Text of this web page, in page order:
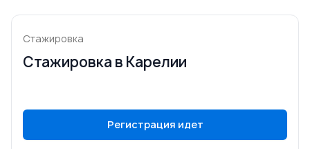
Стажировка
Стажировка в Карелии
Регистрация идет